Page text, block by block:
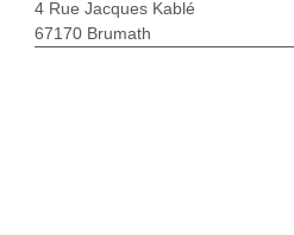
4 Rue Jacques Kablé
67170 Brumath